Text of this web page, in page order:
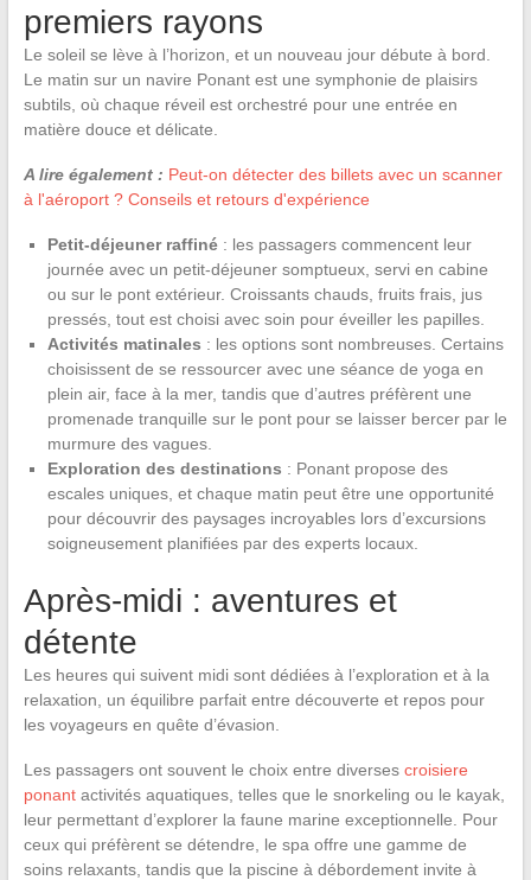
premiers rayons
Le soleil se lève à l’horizon, et un nouveau jour débute à bord.
Le matin sur un navire Ponant est une symphonie de plaisirs
subtils, où chaque réveil est orchestré pour une entrée en
matière douce et délicate.
A lire également : Peut-on détecter des billets avec un scanner
à l'aéroport ? Conseils et retours d'expérience
Petit-déjeuner raffiné: les passagers commencent leur
journée avec un petit-déjeuner somptueux, servi en cabine
ou sur le pont extérieur. Croissants chauds, fruits frais, jus
pressés, tout est choisi avec soin pour éveiller les papilles.
Activités matinales : les options sont nombreuses. Certains
choisissent de se ressourcer avec une séance de yoga en
plein air, face à la mer, tandis que d’autres préfèrent une
promenade tranquille sur le pont pour se laisser bercer par le
murmure des vagues.
Exploration des destinations : Ponant propose des
escales uniques, et chaque matin peut être une opportunité
pour découvrir des paysages incroyables lors d’excursions
soigneusement planifiées par des experts locaux.
Après-midi : aventures et
détente
Les heures qui suivent midi sont dédiées à l’exploration et à la
relaxation, un équilibre parfait entre découverte et repos pour
les voyageurs en quête d’évasion.
Les passagers ont souvent le choix entre diverses croisiere
ponantactivités aquatiques, telles que le snorkeling ou le kayak,
leur permettant d’explorer la faune marine exceptionnelle. Pour
ceux qui préfèrent se détendre, le spa offre une gamme de
soins relaxants, tandis que la piscine à débordement invite à